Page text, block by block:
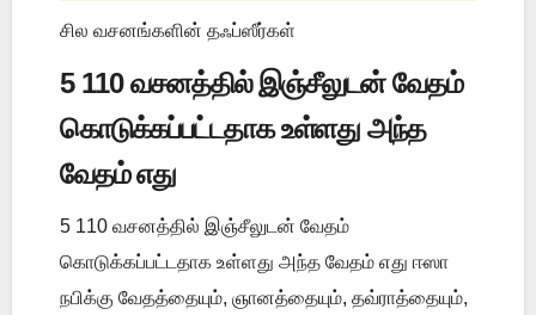
சில வசனங்களின் தஃப்ஸீர்கள்
5 110 வசனத்தில் இஞ்சீலுடன் வேதம்
கொடுக்கப்பட்டதாக உள்ளது அந்த
வேதம் எது
5 110 வசனத்தில் இஞ்சீலுடன் வேதம்
கொடுக்கப்பட்டதாக உள்ளது அந்த வேதம் எது ஈஸா
நபிக்கு வேதத்தையும், ஞானத்தையும், தவ்ராத்தையும்,